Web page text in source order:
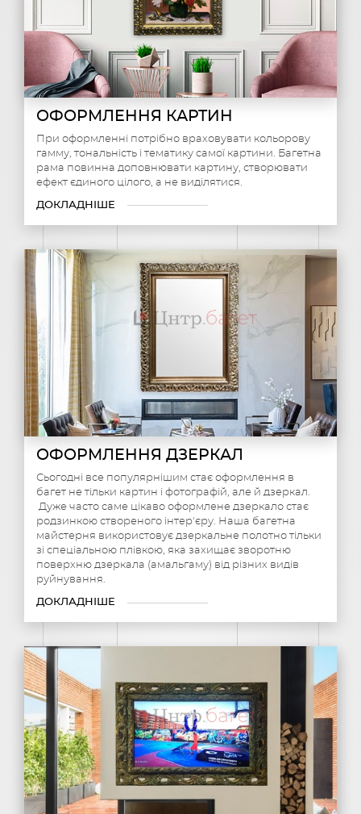
ОФОРМЛЕННЯ КАРТИН
При оформленні потрібно враховувати кольорову
гамму, тональність і тематику самої картини. Багетна
рама повинна доповнювати картину, створювати
ефект єдиного цілого, а не виділятися.
ДОКЛАДНІШЕ
ОФОРМЛЕННЯ ДЗЕРКАЛ
Сьогодні все популярнішим стає оформлення в
багет не тільки картин і фотографій, але й дзеркал.
Дуже часто саме цікаво оформлене дзеркало стає
родзинкою створеного інтер'єру. Наша багетна
майстерня використовує дзеркальне полотно тільки
зі спеціальною плівкою, яка захищає зворотню
поверхню дзеркала (амальгаму) від різних видів
руйнування.
ДОКЛАДНІШЕ